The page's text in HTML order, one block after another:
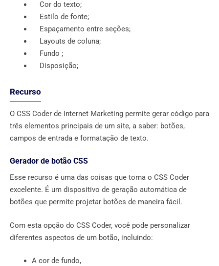
Cor do texto;
Estilo de fonte;
Espaçamento entre seções;
Layouts de coluna;
Fundo ;
Disposição;
Recurso
O CSS Coder de Internet Marketing permite gerar código para
três elementos principais de um site, a saber: botões,
campos de entrada e formatação de texto.
Gerador de botão CSS
Esse recurso é uma das coisas que torna o CSS Coder
excelente. É um dispositivo de geração automática de
botões que permite projetar botões de maneira fácil.
Com esta opção do CSS Coder, você pode personalizar
diferentes aspectos de um botão, incluindo:
A cor de fundo,